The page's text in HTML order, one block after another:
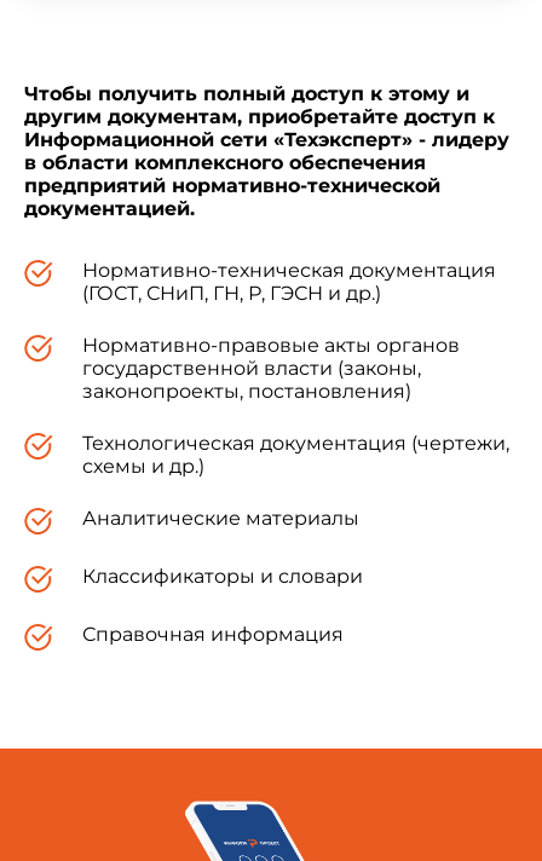
Чтобы получить полный доступ к этому и
другим документам, приобретайте доступ к
Информационной сети «Техэксперт» - лидеру
в области комплексного обеспечения
предприятий нормативно-технической
документацией.
Нормативно-техническая документация
(ГОСТ, СНиП, ГН, Р, ГЭСН и др.)
Нормативно-правовые акты органов
государственной власти (законы,
законопроекты, постановления)
Технологическая документация (чертежи,
схемы и др.)
Аналитические материалы
Классификаторы и словари
Справочная информация